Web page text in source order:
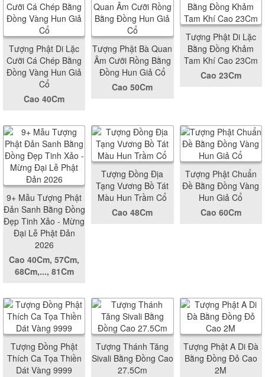
Tượng Phật Di Lặc
Cưỡi Cá Chép Bằng
Đồng Vàng Hun Giả
Cổ
Cao 40Cm
Tượng Phật Bà Quan
Âm Cưỡi Rồng Bằng
Đồng Hun Giả Cổ
Cao 50Cm
Tượng Phật Di Lặc
Bằng Đồng Khảm
Tam Khí Cao 23Cm
Cao 23Cm
9+ Mẫu Tượng Phật
Đản Sanh Bằng Đồng
Đẹp Tinh Xảo - Mừng
Đại Lễ Phật Đản
2026
Cao 40Cm, 57Cm,
68Cm,..., 81Cm
Tượng Đồng Địa
Tạng Vương Bồ Tát
Màu Hun Trầm Cổ
Cao 48Cm
Tượng Phật Chuẩn
Đề Bằng Đồng Vàng
Hun Giả Cổ
Cao 60Cm
Tượng Đồng Phật
Thích Ca Tọa Thiền
Dát Vàng 9999
Tượng Thánh Tăng
Sivali Bằng Đồng Cao
27.5Cm
Tượng Phật A Di Đà
Bằng Đồng Đỏ Cao
2M